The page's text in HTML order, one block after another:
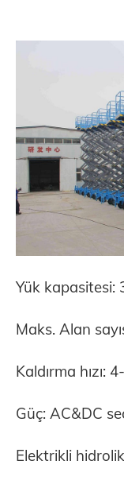
Yük kapasitesi:
Maks. Alan
Kaldırma hızı:
Güç: AC&DC
Elektrikli